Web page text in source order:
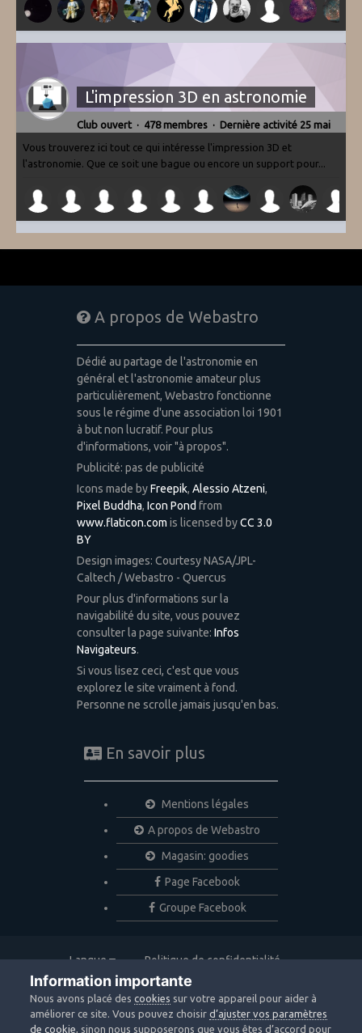
L'impression 3D en astronomie
Club ouvert · 478 membres · Dernière activité 25 mai
Vous trouverez ici tout ce qui intéresse l'impression 3D et
l'astronomie. Que ce soit une bague ou encore un support pour...
A propos de Webastro
Dédié au partage de l'astronomie en
général et l'astronomie amateur plus
particulièrement, Webastro fonctionne
sous le régime d'une association loi 1901
à but non lucratif. Pour plus
d'informations, voir "à propos".
Publicité: pas de publicité
Icons made byFreepik, Alessio Atzeni,
Pixel Buddha, Icon Pond from
www.flaticon.com is licensed byCC 3.0
BY
Design images: Courtesy NASA/JPL-
Caltech / Webastro - Quercus
Pour plus d'informations sur la
navigabilité du site, vous pouvez
consulter la page suivante: Infos
Navigateurs.
Si vous lisez ceci, c'est que vous
explorez le site vraiment à fond.
Personne ne scrolle jamais jusqu'en bas.
En savoir plus
Mentions légales
A propos de Webastro
Magasin: goodies
Page Facebook
Groupe Facebook
Langue
Politique de confidentialité
Nous contacter
Copyright © 2020 Webastro
Powered by Invision Community
Information importante
Nous avons placé descookies sur votre appareil pour aider à
améliorer ce site. Vous pouvez choisird’ajuster vos paramètres
de cookie, sinon nous supposerons que vous êtes d’accord pour